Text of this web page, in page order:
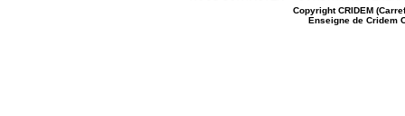
CopyrightCRIDEM
Enseigne de Cridem